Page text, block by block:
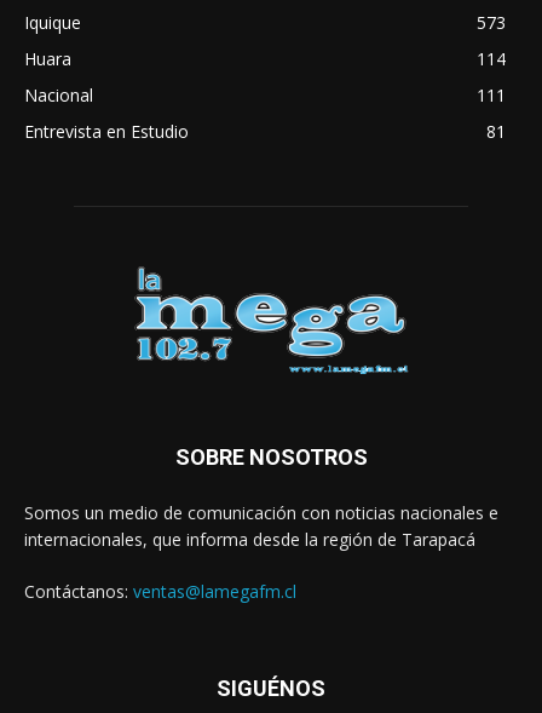
Iquique
573
Huara
114
Nacional
111
Entrevista en Estudio
81
SOBRE NOSOTROS
Somos un medio de comunicación con noticias nacionales e
internacionales, que informa desde la región de Tarapacá
Contáctanos: ventas@lamegafm.cl
SIGUÉNOS